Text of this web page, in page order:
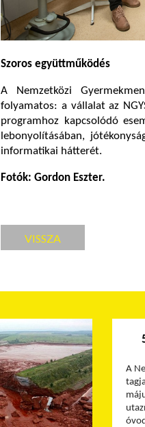
Szoros együttműködés
A Nemzetközi
folyamatos: a vállalat az
programhoz kapcsolódó
lebonyolításában,
informatikai hátterét.
Fotók: Gordon Eszter.
VISSZA
A